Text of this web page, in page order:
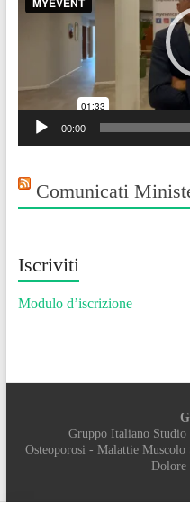
00:00
Comunicati
Iscriviti
Modulo d’iscrizione
Gruppo Italiano Studio
Osteoporosi - Malattie Muscolo
Dolore